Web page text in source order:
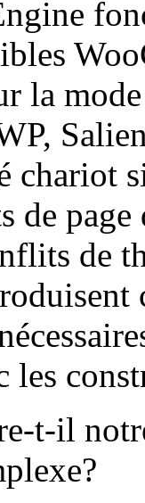
la
chariot
de
de
t-il